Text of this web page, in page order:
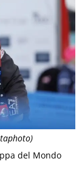
del Mondo